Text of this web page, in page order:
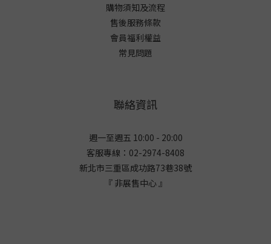
購物須知及流程
售後服務條款
會員福利權益
常見問題
聯絡資訊
週一至週五 10:00 - 20:00
客服專線：02-2974-8408
新北市三重區成功路73巷38號
『 非展售中心 』